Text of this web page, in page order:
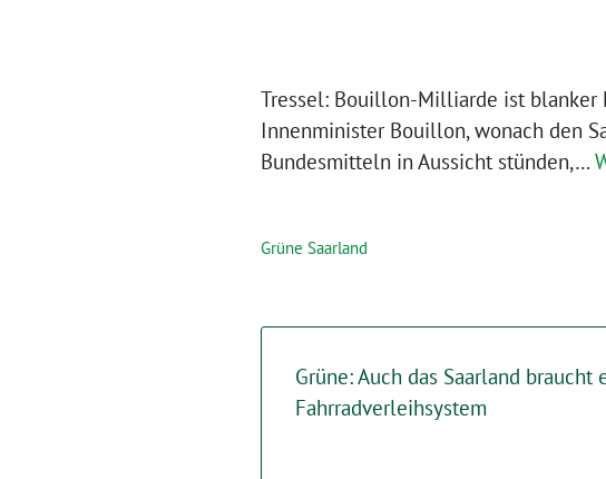
Tressel: Bouillon-Milliarde ist blanker
Innenminister Bouillon, wonach den
Bundesmitteln in Aussicht stünden,…
Grüne Saarland
Grüne: Auch das Saarland braucht
Fahrradverleihsystem